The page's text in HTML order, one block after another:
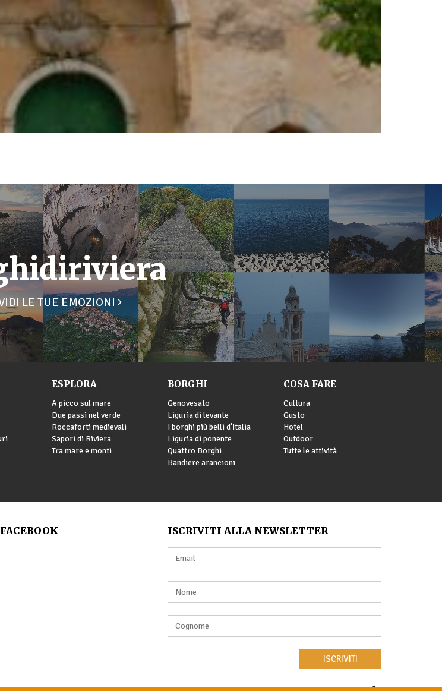
LE TUE EMOZIONI
ESPLORA
A picco sul mare
Due passi nel verde
Roccaforti medievali
Sapori di Riviera
Tra mare e monti
BORGHI
Genovesato
Liguria di levante
I borghi più belli d'Italia
Liguria di ponente
Quattro Borghi
Bandiere arancioni
COSA FARE
Cultura
Gusto
Hotel
Outdoor
Tutte le attività
ISCRIVITI ALLA NEWSLETTER
ISCRIVITI